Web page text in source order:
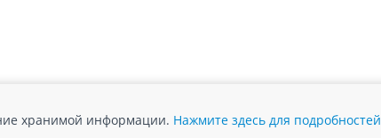
хранимой информации. Нажмите здесь для подробностей